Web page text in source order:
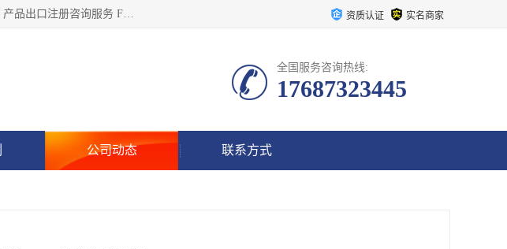
深圳市鼎顺检测认证有限公司专注于各类产品出口注册 产品注册 美国URN注册 跨境电商产品出口注册 产品出口注册咨询服务 FDA食品注册等我们是一家商务服务公司，为客户提供商标注册，本公司实力雄厚，能满足客户多种需求。 资质认证 实名商家
全国服务咨询热线:
17687323445
公司动态 联系方式